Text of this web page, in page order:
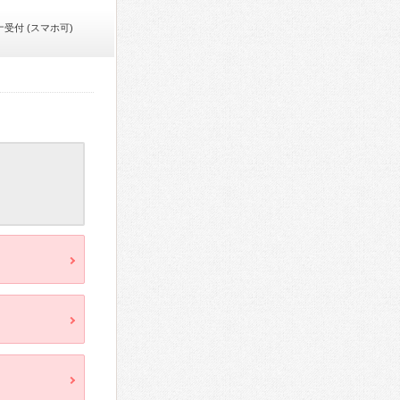
受付 (スマホ可)